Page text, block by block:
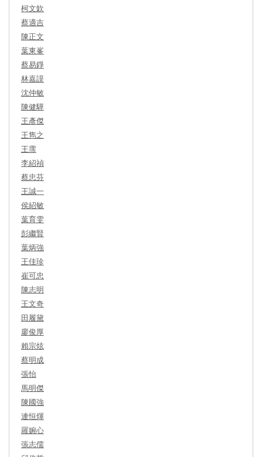
柯文欽
蔡適吉
陳正文
葉東峯
蔡易錚
林嘉謨
沈仲敏
陳健驊
王彥傑
王雋之
王霈
李紹禎
蔡忠芬
王誠一
侯紹敏
葉育雯
彭繼賢
葉炳強
王佳珍
崔可忠
陳志明
王文奇
田履黛
廖俊厚
賴宗炫
蔡明成
張怡
馬明傑
陳國強
連恒煇
羅婉心
張志儒